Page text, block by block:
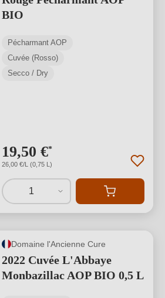
BIO
Pécharmant AOP
Cuvée (Rosso)
Secco / Dry
19,50 €*
26,00 €/L (0,75 L)
1
Domaine l'Ancienne Cure
2022 Cuvée L'Abbaye
Monbazillac AOP BIO 0,5 L